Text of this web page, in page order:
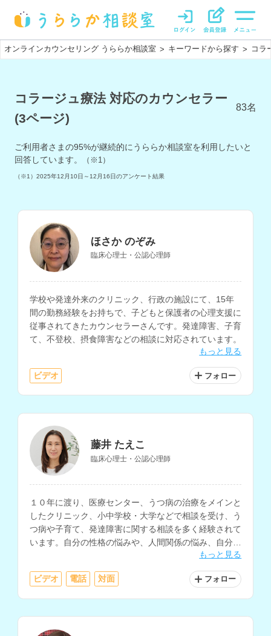
オンラインカウンセリング うららか相談室 > キーワードから探す > コラ
コラージュ療法 対応のカウンセラー
(3ページ)
83名
ご利用者さまの95%が継続的にうららか相談室を利用したいと
回答しています。
（※1）
（※1） 2025年12月10日～12月16日のアンケート結果
ほさか のぞみ
臨床心理士・公認心理師
学校や発達外来のクリニック、行政の施設にて、15年
間の勤務経験をお持ちで、子どもと保護者の心理支援に
従事されてきたカウンセラーさんです。発達障害、子育
て、不登校、摂食障害などの相談に対応されています。
もっと見る
ビデオ フォロー
藤井 たえこ
臨床心理士・公認心理師
１０年に渡り、医療センター、うつ病の治療をメインと
したクリニック、小中学校・大学などで相談を受け、う
つ病や子育て、発達障害に関する相談を多く経験されて
います。自分の性格の悩みや、人間関係の悩み、自分の
もっと見る
ビデオ 電話 対面 フォロー